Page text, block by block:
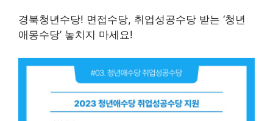
경북청년수당! 면접수당, 취업성공수당 받는 ‘청년
애몽수당’ 놓치지 마세요!